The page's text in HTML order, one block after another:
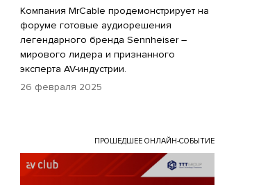
Компания MrCable продемонстрирует на
форуме готовые аудиорешения
легендарного бренда Sennheiser –
мирового лидера и признанного
эксперта AV-индустрии.
26 февраля 2025
ПРОШЕДШЕЕ ОНЛАЙН-СОБЫТИЕ